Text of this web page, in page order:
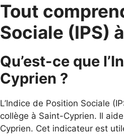
Tout
Sociale (IPS)
Qu’est-ce que
Cyprien ?
L’Indice de Position Sociale
collège à Saint-Cyprien. Il
Cyprien. Cet indicateur est